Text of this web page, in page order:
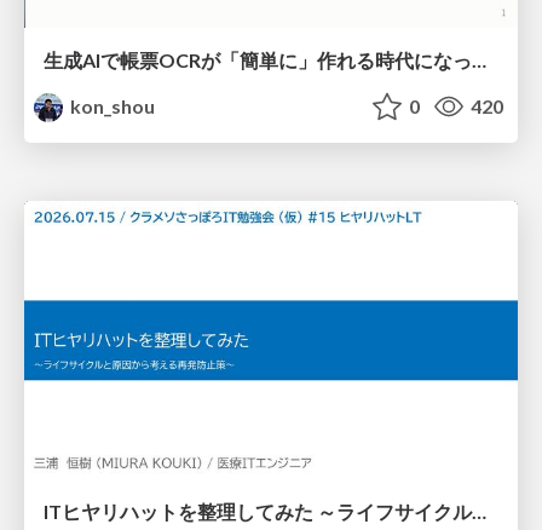
生成AIで帳票OCRが「簡単に」作れる時代になった？
kon_shou
0 420
ITヒヤリハットを整理してみた ～ライフサイクルと原因から考える再発防止策～